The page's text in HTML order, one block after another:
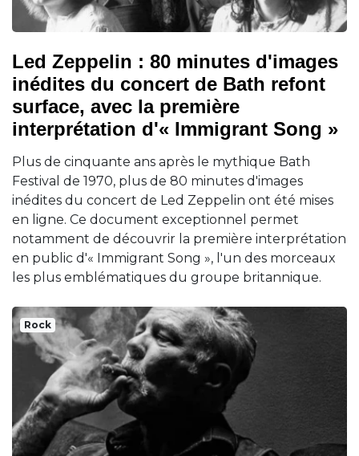
Led Zeppelin : 80 minutes d'images
inédites du concert de Bath refont
surface, avec la première
interprétation d'« Immigrant Song »
Plus de cinquante ans après le mythique Bath
Festival de 1970, plus de 80 minutes d'images
inédites du concert de Led Zeppelin ont été mises
en ligne. Ce document exceptionnel permet
notamment de découvrir la première interprétation
en public d'« Immigrant Song », l'un des morceaux
les plus emblématiques du groupe britannique.
Rock